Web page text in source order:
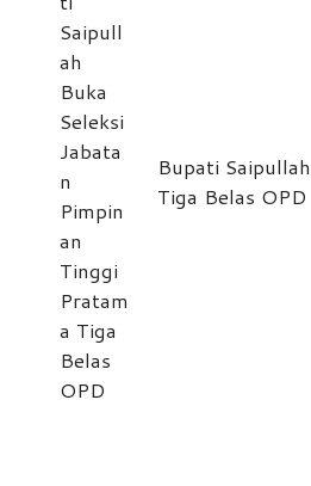
Bupati
Tiga Belas OPD